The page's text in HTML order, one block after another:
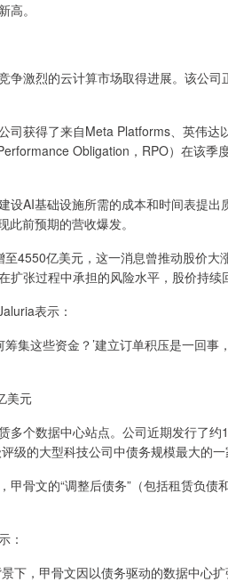
高。
争激烈的云计算市场取得进展。该公
司获得了来自Meta Platforms、英伟
Obligation，RPO）在该
设AI基础设施所需的成本和时间表提
前预期的营收爆发。
4550亿美元，这一消息曾推动股价大
张过程中承担的风险水平，股价持续
表示：
筹集这些资金？’建立订单积压是一回
美元
多个数据中心站点。公司近期发行了
级的大型科技公司中债务规模最大的一
甲骨文的“调整后债务”（包括租赁负
：
下，甲骨文因以债务驱动的数据中心